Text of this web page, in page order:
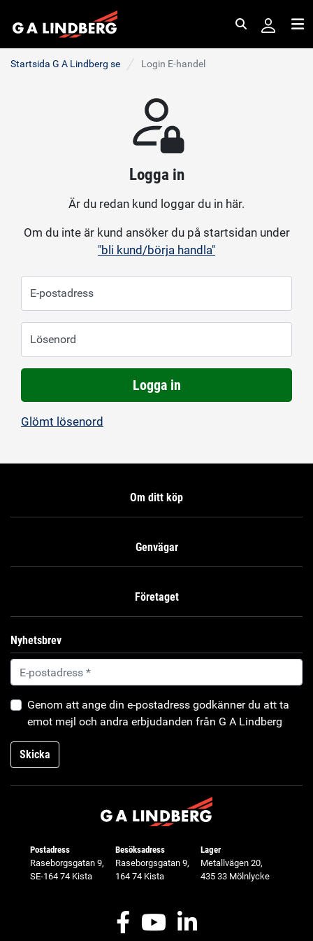
Startsida G A Lindberg se Login E-handel
Logga in
Är du redan kund loggar du in här.
Om du inte är kund ansöker du på startsidan under
"bli kund/börja handla"
E-postadress
Lösenord
Logga in
Glömt lösenord
Om ditt köp
Genvägar
Företaget
Nyhetsbrev
Genom att ange din e-postadress godkänner du att ta
emot mejl och andra erbjudanden från G A Lindberg
Skicka
Postadress
Raseborgsgatan 9,
SE-164 74 Kista
Besöksadress
Raseborgsgatan 9,
164 74 Kista
Lager
Metallvägen 20,
435 33 Mölnlycke
FacebookYoutubeLinkedIn